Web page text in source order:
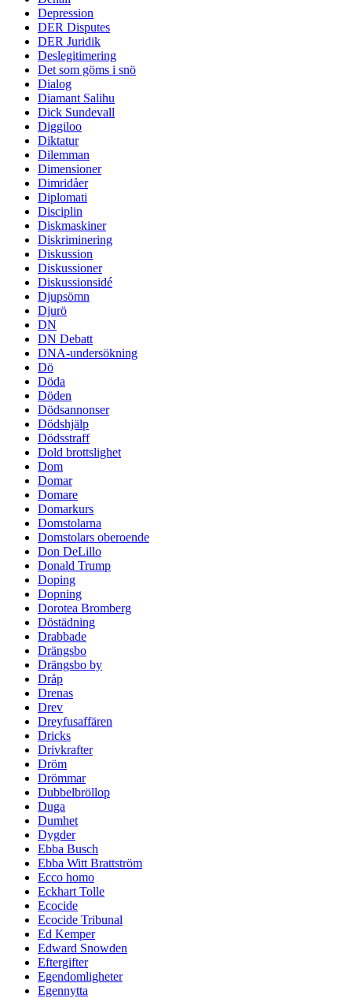
Depression
DER Disputes
DER Juridik
Deslegitimering
Det som göms i snö
Dialog
Diamant Salihu
Dick Sundevall
Diggiloo
Diktatur
Dilemman
Dimensioner
Dimridåer
Diplomati
Disciplin
Diskmaskiner
Diskriminering
Diskussion
Diskussioner
Diskussionsidé
Djupsömn
Djurö
DN
DN Debatt
DNA-undersökning
Dö
Döda
Döden
Dödsannonser
Dödshjälp
Dödsstraff
Dold brottslighet
Dom
Domar
Domare
Domarkurs
Domstolarna
Domstolars oberoende
Don DeLillo
Donald Trump
Doping
Dopning
Dorotea Bromberg
Döstädning
Drabbade
Drängsbo
Drängsbo by
Dråp
Drenas
Drev
Dreyfusaffären
Dricks
Drivkrafter
Dröm
Drömmar
Dubbelbröllop
Duga
Dumhet
Dygder
Ebba Busch
Ebba Witt Brattström
Ecco homo
Eckhart Tolle
Ecocide
Ecocide Tribunal
Ed Kemper
Edward Snowden
Eftergifter
Egendomligheter
Egennytta